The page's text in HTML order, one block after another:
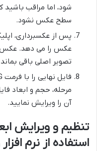
شود، اما مراقب
سطح عکس نشود.
پس از عکسبرداری،
عکس را می دهد. عکس
تصویر اصلی باقی
مرحله، حجم و ابعاد
آن را ویرایش نمایید.
تنظیم و ویرایش
استفاده از نرم